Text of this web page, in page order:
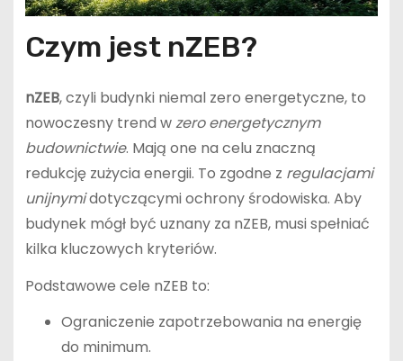
Czym jest nZEB?
nZEB, czyli budynki niemal zero energetyczne, to
nowoczesny trend wzero energetycznym
budownictwie. Mają one na celu znaczną
redukcję zużycia energii. To zgodne z regulacjami
unijnymidotyczącymi ochrony środowiska. Aby
budynek mógł być uznany za nZEB, musi spełniać
kilka kluczowych kryteriów.
Podstawowe cele nZEB to:
Ograniczenie zapotrzebowania na energię
do minimum.